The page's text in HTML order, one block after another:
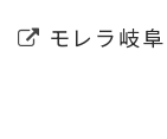
モレラ岐